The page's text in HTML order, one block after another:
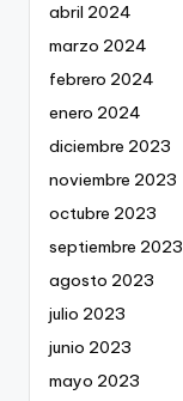
abril 2024
marzo 2024
febrero 2024
enero 2024
diciembre 2023
noviembre 2023
octubre 2023
septiembre 2023
agosto 2023
julio 2023
junio 2023
mayo 2023